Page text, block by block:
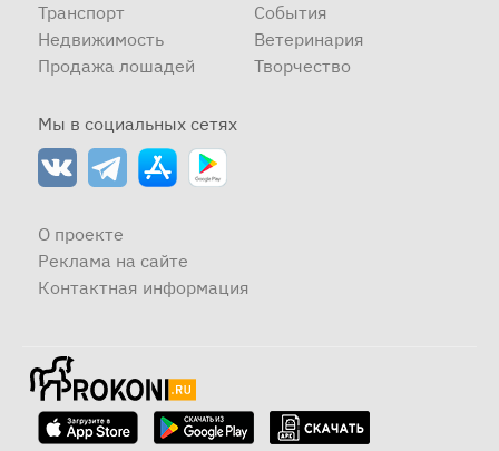
Транспорт
Недвижимость
Продажа лошадей
События
Ветеринария
Творчество
Мы в социальных сетях
О проекте
Реклама на сайте
Контактная информация